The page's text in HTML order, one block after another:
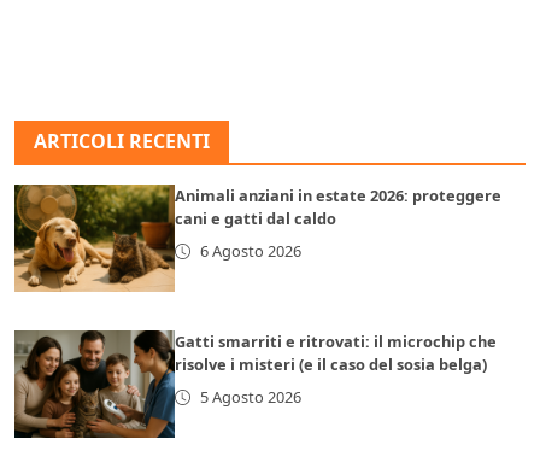
ARTICOLI RECENTI
Animali anziani in estate 2026: proteggere
cani e gatti dal caldo
6 Agosto 2026
Gatti smarriti e ritrovati: il microchip che
risolve i misteri (e il caso del sosia belga)
5 Agosto 2026